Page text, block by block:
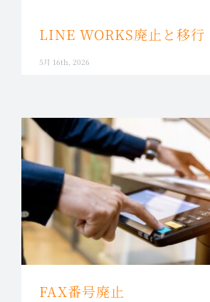
LINE WORKS廃止と移行
5月 16th, 2026
FAX番号廃止